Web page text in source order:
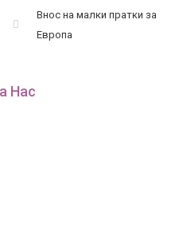
Внос на малки пратки за
Европа
Нас